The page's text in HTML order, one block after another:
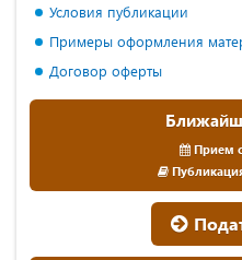
Условия публикации
Примеры оформления
Договор оферты
Прием